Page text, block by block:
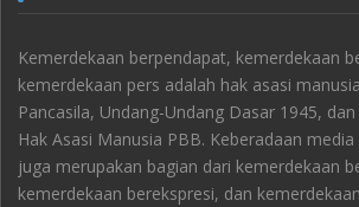
Kemerdekaan berpendapat, kemerdekaan
kemerdekaan pers adalah hak asasi
Pancasila, Undang-Undang Dasar 1945,
Hak Asasi Manusia PBB. Keberadaan
juga merupakan bagian dari kemerdekaan
kemerdekaan berekspresi, dan